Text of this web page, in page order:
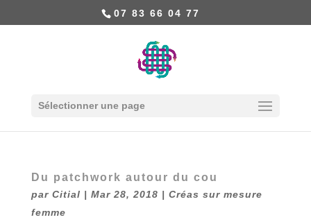
07 83 66 04 77
Sélectionner une page
Du patchwork autour du cou
par Citial | Mar 28, 2018 | Créas sur mesure
femme